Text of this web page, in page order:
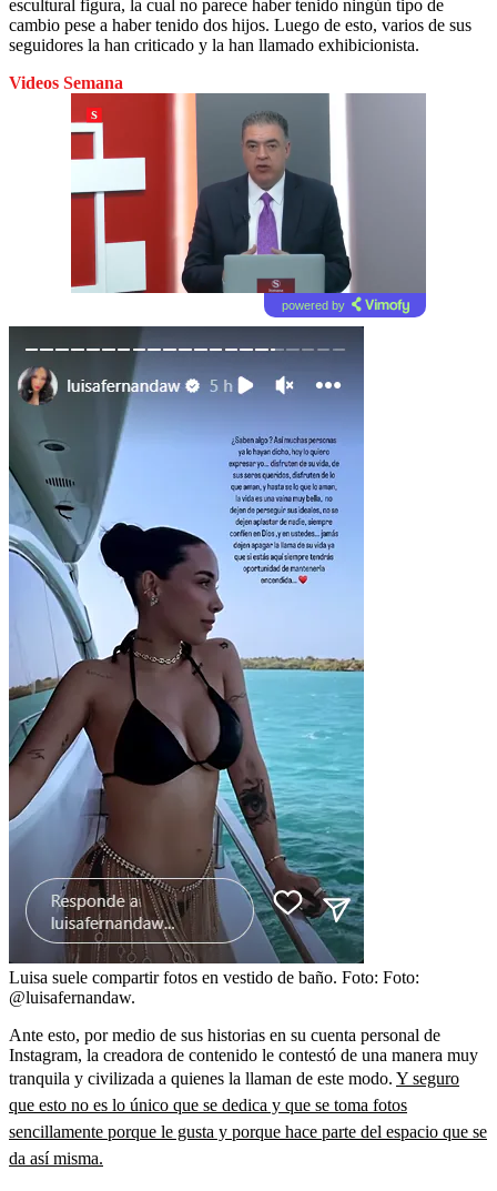
escultural figura, la cual no parece haber tenido ningún tipo de
cambio pese a haber tenido dos hijos. Luego de esto, varios de sus
seguidores la han criticado y la han llamado exhibicionista.
Videos Semana
powered by
Luisa suele compartir fotos en vestido de baño. Foto: Foto:
@luisafernandaw.
Ante esto, por medio de sus historias en su cuenta personal de
Instagram, la creadora de contenido le contestó de una manera muy
tranquila y civilizada a quienes la llaman de este modo. Y seguro
que esto no es lo único que se dedica y que se toma fotos
sencillamente porque le gusta y porque hace parte del espacio que se
da así misma.